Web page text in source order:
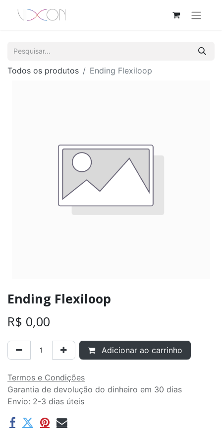
Todos os produtos Ending Flexiloop
Ending Flexiloop
R$ 0,00
Adicionar ao carrinho
Termos e Condições
Garantia de devolução do dinheiro em 30 dias
Envio: 2-3 dias úteis